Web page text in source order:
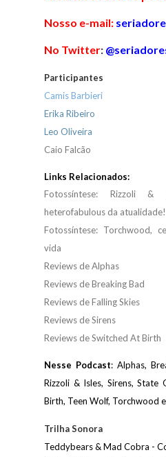
Nosso e-mail:
No Twitter:
Participantes
Camis Barbieri
Erika Ribeiro
Leo Oliveira
Caio Falcão
Links Relacionados:
Fotossíntese: Rizzoli
heterofabulous da atualidade!
Fotossíntese: Torchwood,
vida
Reviews de Alphas
Reviews de Breaking Bad
Reviews de Falling Skies
Reviews de Sirens
Reviews de Switched At Birth
Nesse Podcast: Alphas,
Rizzoli & Isles, Sirens, State
Birth, Teen Wolf, Torchwood
Trilha Sonora
Teddybears & Mad Cobra -